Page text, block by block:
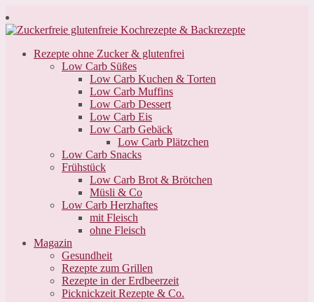
Inhalt
springen
Rezepte ohne Zucker & glutenfrei
Low Carb Süßes
Low Carb Kuchen & Torten
Low Carb Muffins
Low Carb Dessert
Low Carb Eis
Low Carb Gebäck
Low Carb Plätzchen
Low Carb Snacks
Frühstück
Low Carb Brot & Brötchen
Müsli & Co
Low Carb Herzhaftes
mit Fleisch
ohne Fleisch
Magazin
Gesundheit
Rezepte zum Grillen
Rezepte in der Erdbeerzeit
Picknickzeit Rezepte & Co.